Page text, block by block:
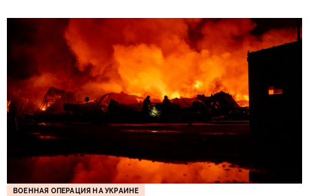
ВОЕННАЯ ОПЕРАЦИЯ НА УКРАИНЕ